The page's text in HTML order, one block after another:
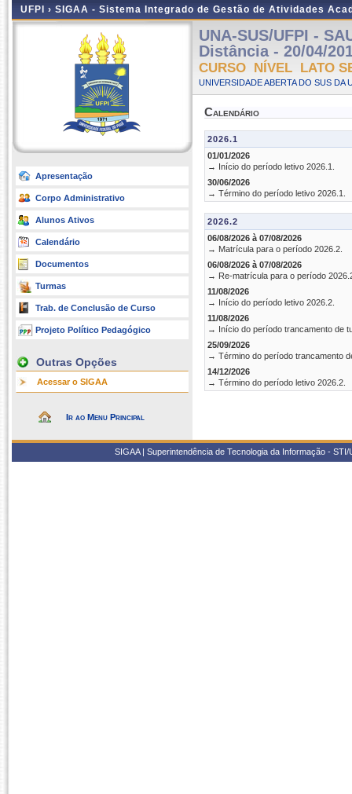
UFPI › SIGAA - Sistema Integrado de Gestão de Atividades
Apresentação
Corpo Administrativo
Alunos Ativos
Calendário
Documentos
Turmas
Trab. de Conclusão de Curso
Projeto Político Pedagógico
Outras Opções
Acessar o SIGAA
Ir ao Menu Principal
UNA-SUS/UFPI -
Distância - 20/04/
CURSO NÍVEL LATO
UNIVERSIDADE ABERTA DO SUS DA
Calendário
2026.1
01/01/2026
→ Início do período letivo 2026.1.
30/06/2026
→ Término do período letivo 2026.1.
2026.2
06/08/2026 à 07/08/2026
→ Matrícula para o período 2026.2.
06/08/2026 à 07/08/2026
→ Re-matrícula para o período
11/08/2026
→ Início do período letivo 2026.2.
11/08/2026
→ Início do período trancamento de
25/09/2026
→ Término do período trancamento
14/12/2026
→ Término do período letivo 2026.2.
SIGAA | Superintendência de Tecnologia da Informação -